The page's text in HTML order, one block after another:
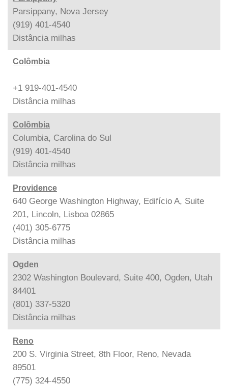
Parsippany, Nova Jersey
(919) 401-4540
Distância milhas
Colômbia
+1 919-401-4540
Distância milhas
Colômbia
Columbia, Carolina do Sul
(919) 401-4540
Distância milhas
Providence
640 George Washington Highway, Edifício A, Suite
201, Lincoln, Lisboa 02865
(401) 305-6775
Distância milhas
Ogden
2302 Washington Boulevard, Suite 400, Ogden, Utah
84401
(801) 337-5320
Distância milhas
Reno
200 S. Virginia Street, 8th Floor, Reno, Nevada
89501
(775) 324-4550